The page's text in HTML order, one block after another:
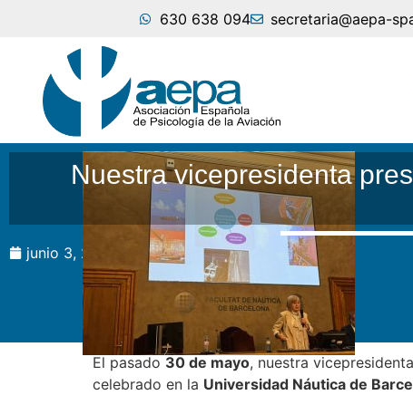
630 638 094 secretaria@aepa-
Nuestra vicepresidenta
junio 3, 2025
El pasado 30 de mayo, nuestra vicepresidenta
celebrado en la Universidad Náutica de